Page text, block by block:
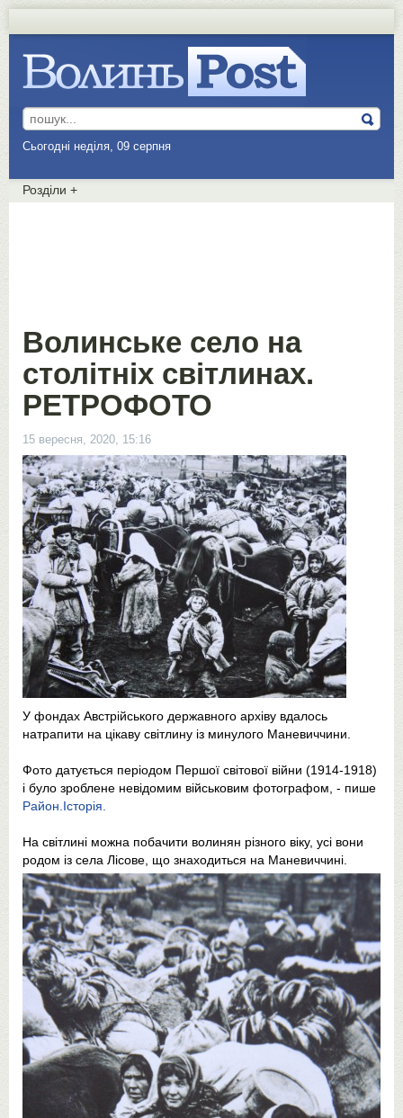
Сьогодні неділя, 09 серпня
Розділи +
Волинське село на
столітніх світлинах.
РЕТРОФОТО
15 вересня, 2020, 15:16
У фондах Австрійського державного архіву вдалось
натрапити на цікаву світлину із минулого Маневиччини.
Фото датується періодом Першої світової війни (1914-1918)
і було зроблене невідомим військовим фотографом, - пише
Район.Історія.
На світлині можна побачити волинян різного віку, усі вони
родом із села Лісове, що знаходиться на Маневиччині.